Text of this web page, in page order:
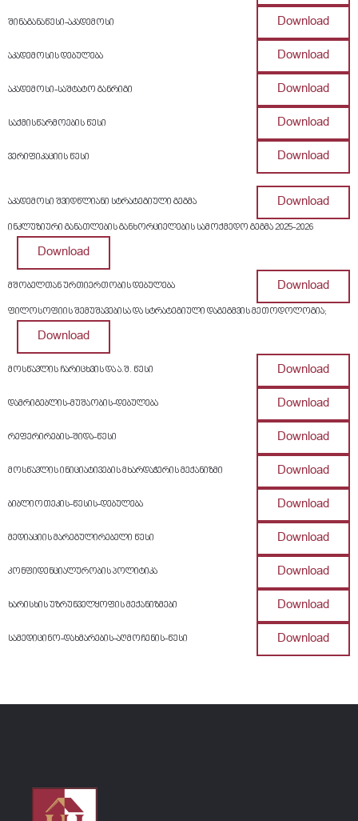
შინაგანაწესი-აკადემოსი Download
აკადემოსის დებულება Download
აკადემოსი-საშტატო განრიგი Download
საქმისწარმოების წესი Download
ვერიფიკაციის წესი Download
აკადემოსი შვიდწლიანი სტრატეგიული გეგმა Download
ინკლუზიური განათლების განხორციელების სამოქმედო გეგმა 2025-2026
Download
მშობელთან ურთიერთობის დებულება Download
ფილოსოფიის შემუშავებისა და სტრატეგიული დაგეგმვის მეთოდოლოგია;
Download
მოსწავლის ჩარიცხვის და ა.შ. წესი Download
დამრიგებლის-მუშაობის-დებულება Download
რეფერირების-შიდა-წესი Download
მოსწავლის ინიციატივების მხარდაჭერის მექანიზმი Download
ბიბლიოთეკის-წესის-დებულება Download
მედიაციის მარეგულირებელი წესი Download
კონფიდენციალურობის პოლიტიკა Download
ხარისხის უზრუნველყოფის მექანიზმები Download
სამედიცინო-დახმარების-აღმოჩენის-წესი Download